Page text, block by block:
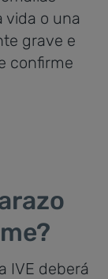
o una
grave e
confirme
IVE deberá